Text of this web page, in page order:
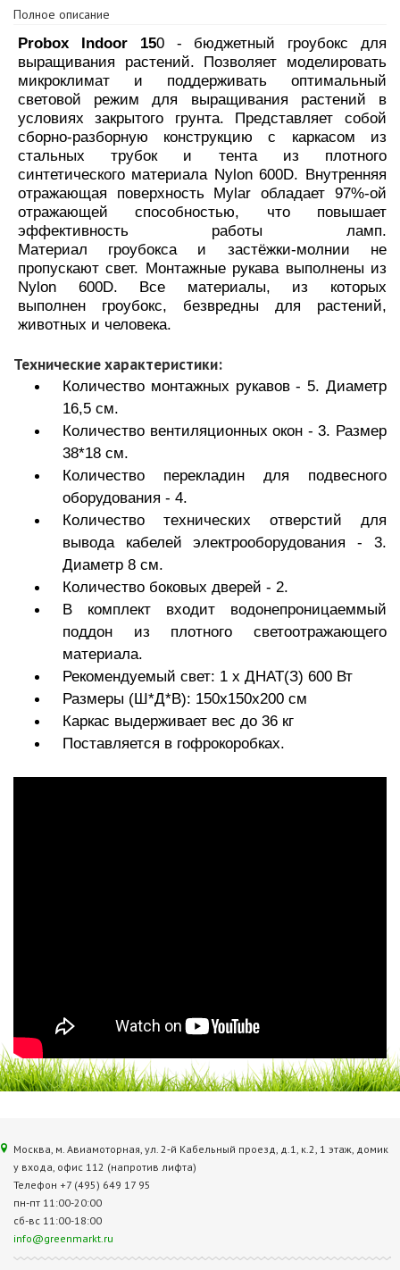
Полное описание
Probox Indoor 150 - бюджетный гроубокс для
выращивания растений. Позволяет моделировать
микроклимат и поддерживать оптимальный
световой режим для выращивания растений в
условиях закрытого грунта. Представляет собой
сборно-разборную конструкцию с каркасом из
стальных трубок и тента из плотного
синтетического материала Nylon 600D. Внутренняя
отражающая поверхность Mylar обладает 97%-ой
отражающей способностью, что повышает
эффективность работы ламп.
Материал гроубокса и застёжки-молнии не
пропускают свет. Монтажные рукава выполнены из
Nylon 600D. Все материалы, из которых
выполнен гроубокс, безвредны для растений,
животных и человека.
Технические характеристики:
Количество монтажных рукавов - 5. Диаметр
16,5 см.
Количество вентиляционных окон - 3. Размер
38*18 см.
Количество перекладин для подвесного
оборудования - 4.
Количество технических отверстий для
вывода кабелей электрооборудования - 3.
Диаметр 8 см.
Количество боковых дверей - 2.
В комплект входит водонепроницаеммый
поддон из плотного светоотражающего
материала.
Рекомендуемый свет: 1 х ДНАТ(З) 600 Вт
Размеры (Ш*Д*В): 150х150х200 см
Каркас выдерживает вес до 36 кг
Поставляется в гофрокоробках.
Москва, м. Авиамоторная, ул. 2‑й Кабельный проезд, д.1, к.2, 1 этаж, домик
у входа, офис 112 (напротив лифта)
Телефон +7 (495) 649 17 95
пн-пт 11:00-20:00
сб-вс 11:00-18:00
info@greenmarkt.ru